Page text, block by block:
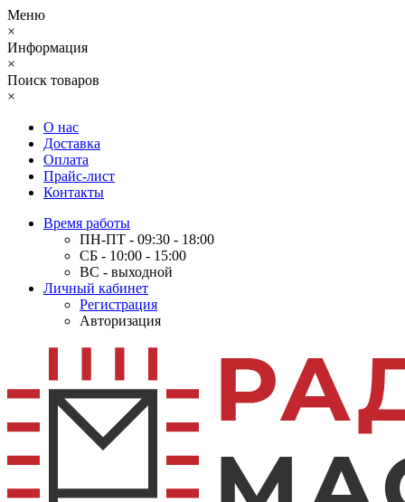
Меню
×
Информация
×
Поиск товаров
×
О нас
Доставка
Оплата
Прайс-лист
Контакты
Время работы
ПН-ПТ - 09:30 - 18:00
СБ - 10:00 - 15:00
ВС - выходной
Личный кабинет
Регистрация
Авторизация